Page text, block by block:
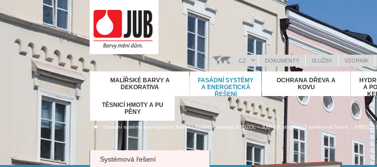
DOKUMENTY SLUŽBY VZORNÍK
BOSANSKI (BOSNIAN)
HRVATSKI (CROATIAN)
CZ
ENGLISH (ENGLISH)
DEUTSCH (GERMAN)
ΕΛΛΗΝΙΚΑ (GREEK)
MAGYAR (HUNGARIAN)
ITALIANO (ITALIAN)
MALÍŘSKÉ BARVY A
DEKORATIVA
FASÁDNÍ SYSTÉMY
A ENERGETICKÁ
ŘEŠENÍ
OCHRANA DŘEVA A
KOVU
A
TĚSNICÍ HMOTY A PU
PĚNY
› Fasádní systémy a energetická řešení › Fasádní systémy JUBIZOL › JUBIZOL doplňková systémová řešení › JUBIZOL
Systémová řešení